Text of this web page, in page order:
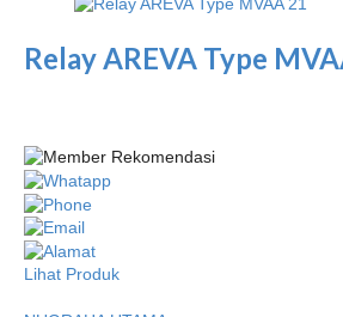
Relay AREVA Type
Lihat Produk